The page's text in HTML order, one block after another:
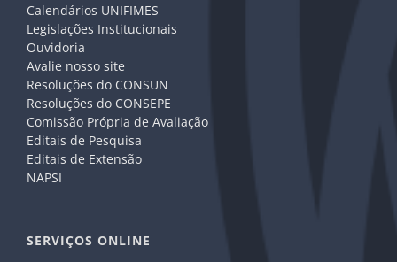
Calendários UNIFIMES
Legislações Institucionais
Ouvidoria
Avalie nosso site
Resoluções do CONSUN
Resoluções do CONSEPE
Comissão Própria de Avaliação
Editais de Pesquisa
Editais de Extensão
NAPSI
SERVIÇOS ONLINE